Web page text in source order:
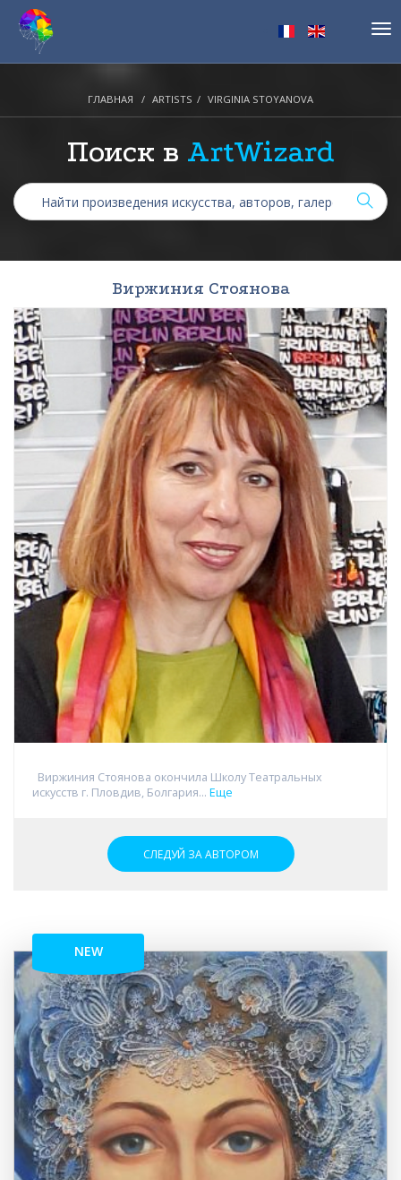
ГЛАВНАЯ ARTISTS VIRGINIA STOYANOVA
Поиск в ArtWizard
Виржиния Стоянова
Виржиния Стоянова окончила Школу Театральных
искусств г. Пловдив, Болгария... Еще
СЛЕДУЙ ЗА АВТОРОМ
NEW